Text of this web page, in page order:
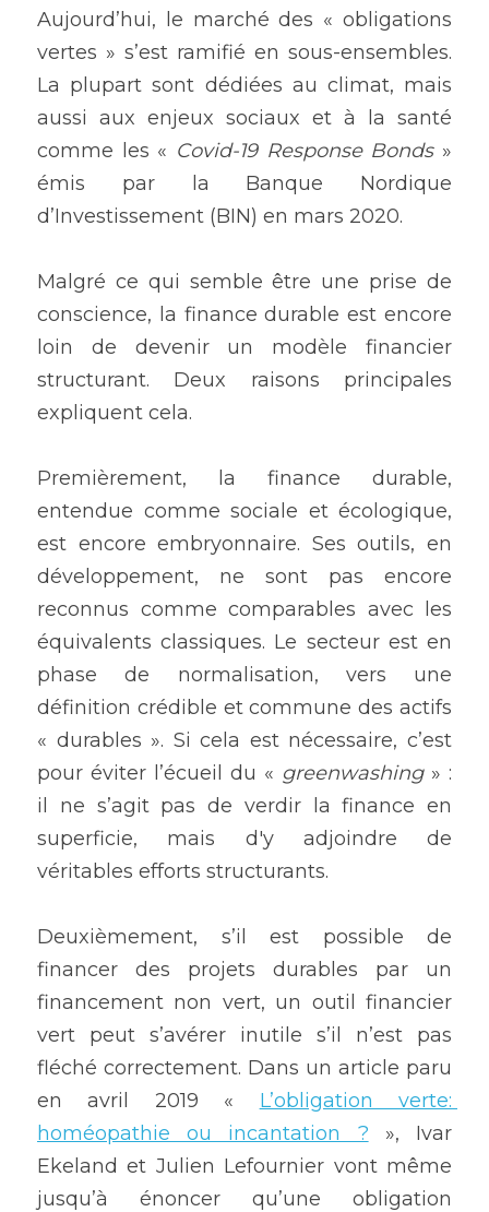
Aujourd’hui, le marché des « obligations
vertes » s’est ramifié en sous-ensembles.
La plupart sont dédiées au climat, mais
aussi aux enjeux sociaux et à la santé
comme les « Covid-19 Response Bonds »
émis par la Banque Nordique
d’Investissement (BIN) en mars 2020.
Malgré ce qui semble être une prise de
conscience, la finance durable est encore
loin de devenir un modèle financier
structurant. Deux raisons principales
expliquent cela.
Premièrement, la finance durable,
entendue comme sociale et écologique,
est encore embryonnaire. Ses outils, en
développement, ne sont pas encore
reconnus comme comparables avec les
équivalents classiques. Le secteur est en
phase de normalisation, vers une
définition crédible et commune des actifs
« durables ». Si cela est nécessaire, c’est
pour éviter l’écueil du « greenwashing » :
il ne s’agit pas de verdir la finance en
superficie, mais d'y adjoindre de
véritables efforts structurants.
Deuxièmement, s’il est possible de
financer des projets durables par un
financement non vert, un outil financier
vert peut s’avérer inutile s’il n’est pas
fléché correctement. Dans un article paru
en avril 2019 « L’obligation verte:
homéopathie ou incantation ? », Ivar
Ekeland et Julien Lefournier vont même
jusqu’à énoncer qu’une obligation